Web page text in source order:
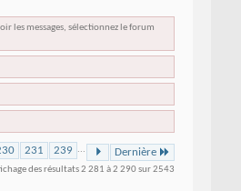
les messages, sélectionnez le forum
231 239 ... Dernière
des résultats 2 281 à 2 290 sur 2543